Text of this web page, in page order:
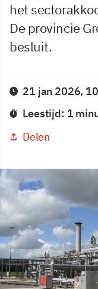
het
De provincie
besluit.
21 jan 2026,
Leestijd: 1
Delen